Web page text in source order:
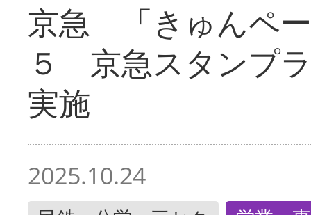
京急 「きゅんペ
５ 京急スタンプ
実施
2025.10.24